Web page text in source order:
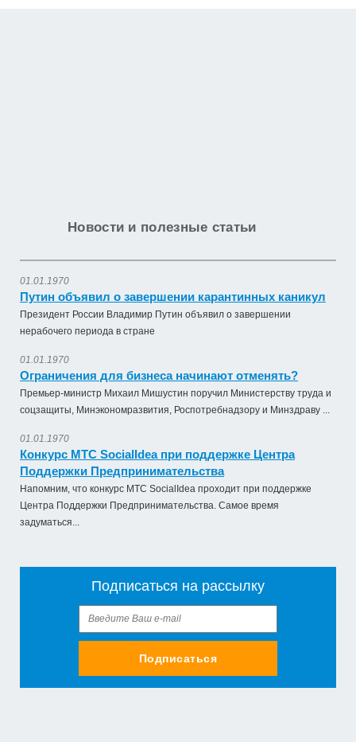
Новости и полезные статьи
01.01.1970
Путин объявил о завершении карантинных каникул
Президент России Владимир Путин объявил о завершении
нерабочего периода в стране
01.01.1970
Ограничения для бизнеса начинают отменять?
Премьер-министр Михаил Мишустин поручил Министерству труда и
соцзащиты, Минэкономразвития, Роспотребнадзору и Минздраву ...
01.01.1970
Конкурс МТС SocialIdea при поддержке Центра
Поддержки Предпринимательства
Напомним, что конкурс МТС SocialIdea проходит при поддержке
Центра Поддержки Предпринимательства. Самое время
задуматься...
Подписаться на рассылку
Подписаться